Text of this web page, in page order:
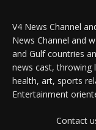
V4 News Channel
News Channel and
and Gulf countries
news cast, throwing
health, art, sports
Entertainment
Contact